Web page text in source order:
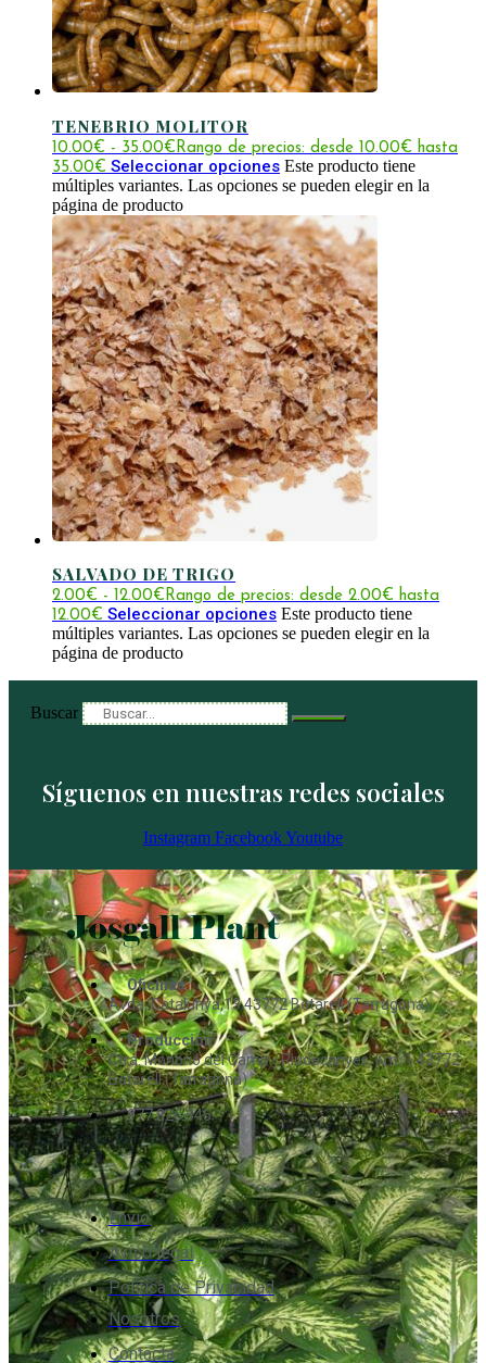
TENEBRIO MOLITOR
10.00€ - 35.00€ Rango de precios: desde 10.00€ hasta
35.00€ Seleccionar opciones Este producto tiene
múltiples variantes. Las opciones se pueden elegir en la
página de producto
SALVADO DE TRIGO
2.00€ - 12.00€ Rango de precios: desde 2.00€ hasta
12.00€ Seleccionar opciones Este producto tiene
múltiples variantes. Las opciones se pueden elegir en la
página de producto
Buscar
Síguenos en nuestras redes sociales
Instagram FacebookYoutube
Oficinas
Avda. Catalunya,13 43772 Botarell (Tarragona)
Producción
Ctra. Monbrió del Camp - Riudecanyes, Km. 1 43772
Botarell (Tarragona)
977 826 345
Envío
Aviso legal
Política de Privacidad
Nosotros
Contacta